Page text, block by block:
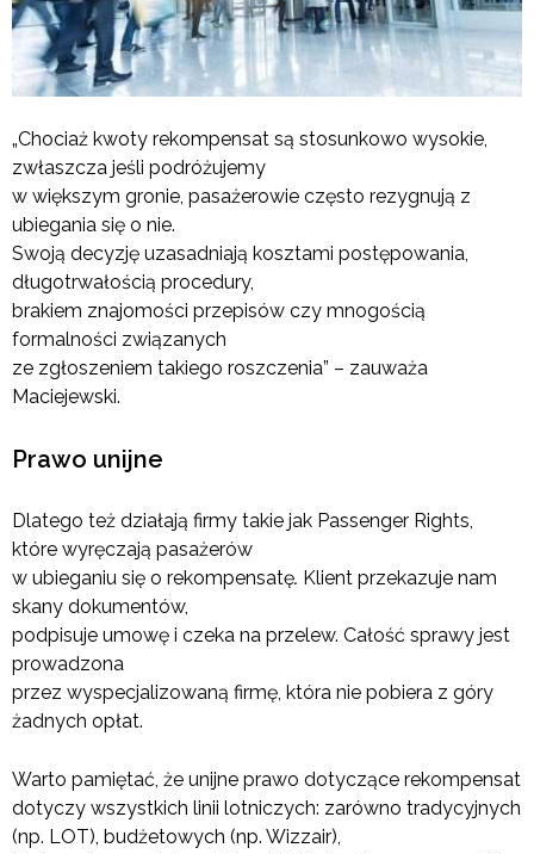
„Chociaż kwoty rekompensat są stosunkowo wysokie,
zwłaszcza jeśli podróżujemy
w większym gronie, pasażerowie często rezygnują z
ubiegania się o nie.
Swoją decyzję uzasadniają kosztami postępowania,
długotrwałością procedury,
brakiem znajomości przepisów czy mnogością
formalności związanych
ze zgłoszeniem takiego roszczenia” – zauważa
Maciejewski.
Prawo unijne
Dlatego też działają firmy takie jak Passenger Rights,
które wyręczają pasażerów
w ubieganiu się o rekompensatę. Klient przekazuje nam
skany dokumentów,
podpisuje umowę i czeka na przelew. Całość sprawy jest
prowadzona
przez wyspecjalizowaną firmę, która nie pobiera z góry
żadnych opłat.
Warto pamiętać, że unijne prawo dotyczące rekompensat
dotyczy wszystkich linii lotniczych: zarówno tradycyjnych
(np. LOT), budżetowych (np. Wizzair),